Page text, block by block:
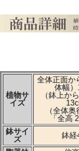
植物サ
イズ
全体正面か
体幅
（鉢上か
（全体
「全高
鉢サイ
ズ
鉢経